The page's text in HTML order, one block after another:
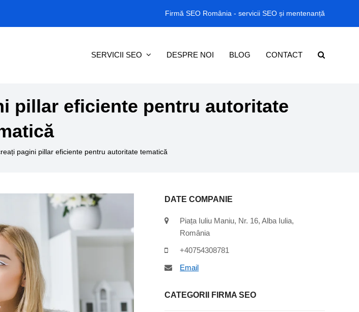
Firmă SEO România - servicii SEO și mentenanță
SERVICII SEO DESPRE NOI BLOG CONTACT
pillar eficiente pentru autoritate
pagini pillar eficiente pentru autoritate tematică
DATE COMPANIE
Piața Iuliu Maniu, Nr. 16, Alba Iulia,
România
+40754308781
Email
CATEGORII FIRMA SEO